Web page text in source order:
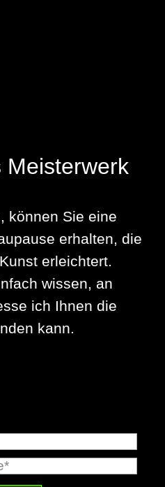
Meisterwerk
können Sie eine
erhalten, die
erleichtert.
wissen, an
ich Ihnen die
kann.